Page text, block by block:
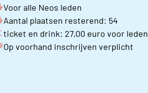
Voor alle Neos leden
Aantal plaatsen resterend: 54
ticket en drink: 27,00 euro voor leden
Op voorhand inschrijven verplicht